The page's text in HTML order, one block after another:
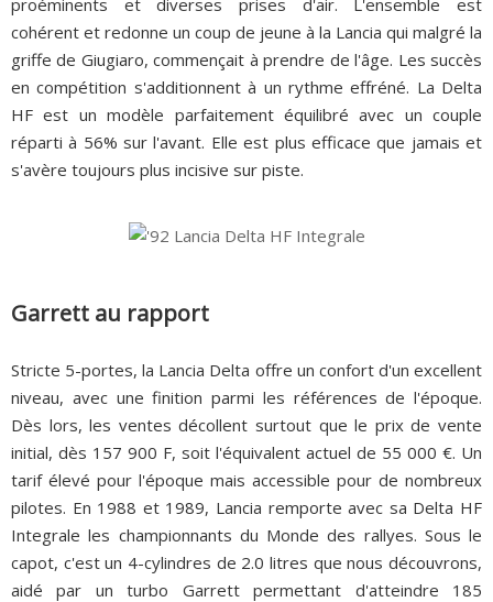
proéminents et diverses prises d'air. L'ensemble est
cohérent et redonne un coup de jeune à la Lancia qui malgré la
griffe de Giugiaro, commençait à prendre de l'âge. Les succès
en compétition s'additionnent à un rythme effréné. La Delta
HF est un modèle parfaitement équilibré avec un couple
réparti à 56% sur l'avant. Elle est plus efficace que jamais et
s'avère toujours plus incisive sur piste.
Garrett au rapport
Stricte 5-portes, la Lancia Delta offre un confort d'un excellent
niveau, avec une finition parmi les références de l'époque.
Dès lors, les ventes décollent surtout que le prix de vente
initial, dès 157 900 F, soit l'équivalent actuel de 55 000 €. Un
tarif élevé pour l'époque mais accessible pour de nombreux
pilotes. En 1988 et 1989, Lancia remporte avec sa Delta HF
Integrale les championnants du Monde des rallyes. Sous le
capot, c'est un 4-cylindres de 2.0 litres que nous découvrons,
aidé par un turbo Garrett permettant d'atteindre 185